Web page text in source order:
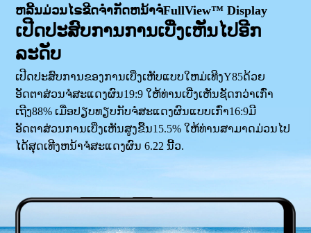
ຫລີ້ນມ່ວນໄຣຂີດຈຳກັດຫນ້າຈໍFullView™ Display
ເປີດປະສົບການການເບີ່ງເຫັນໄປອີກ
ລະດັບ
ເປີດປະສົບການຂອງການເບີ່ງເຫັບແບບໃຫມ່ເທີງY85ດ້ວຍ
ອັດຕາສ່ວນຈໍສະແດງຜົນ19:9 ໃຫ້ທ່ານເບີ່ງເຫັນຊັດກວ່າເກົ່າ
ເຖີງ88% ເມື່ອປຽບທຽບກັບຈໍສະແດງຜົນແບບເກົ່າ16:9ມີ
ອັດຕາສ່ວນການເບີ່ງເຫັນສູງຂື້ນ15.5% ໃຫ້ທ່ານສາມາດມ່ວນໄປ
ໄດ້ສຸດເທີງຫນ້າຈໍສະແດງຜົນ 6.22 ນີ້ວ.